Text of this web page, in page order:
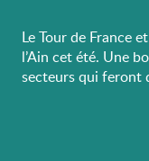
Le Tour de France
l’Ain cet été. Une
secteurs qui feront